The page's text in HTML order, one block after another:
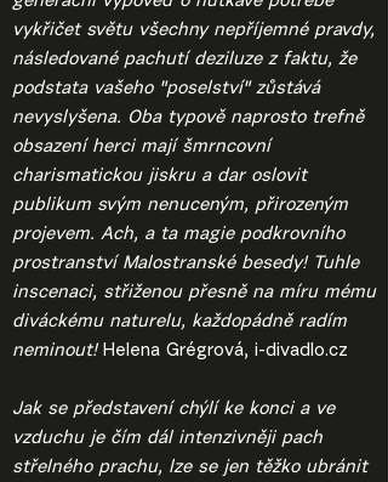
vykřičet světu všechny nepříjemné pravdy,
následované pachutí deziluze z faktu, že
podstata vašeho "poselství" zůstává
nevyslyšena. Oba typově naprosto trefně
obsazení herci mají šmrncovní
charismatickou jiskru a dar oslovit
publikum svým nenuceným, přirozeným
projevem. Ach, a ta magie podkrovního
prostranství Malostranské besedy! Tuhle
inscenaci, střiženou přesně na míru mému
diváckému naturelu, každopádně radím
neminout! Helena Grégrová, i-divadlo.cz
Jak se představení chýlí ke konci a ve
vzduchu je čím dál intenzivněji pach
střelného prachu, lze se jen těžko ubránit